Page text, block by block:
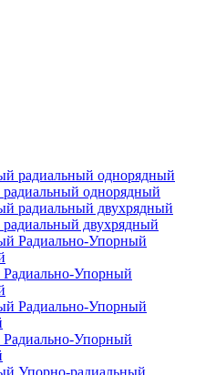
однорядный
двухрядный
Упорный
Упорный